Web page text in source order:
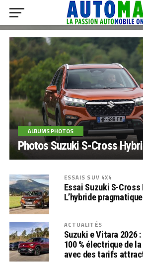
ALBUMS PHOTOS
Photos Suzuki S-Cross
ESSAIS SUV 4X4
Essai Suzuki S-Cross
L’hybride pragmatique
ACTUALITÉS
Suzuki e Vitara 2026 :
100 % électrique de
avec des tarifs